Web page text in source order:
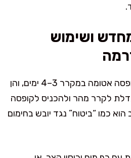
ושימוש
פרגיות נשמרות מצוין בקופסה אטומה במקרר 3–4 ימים, והן
לקרר מהר ולהכניס לקופסה
כמו “ביטוח” נגד יובש בחימום